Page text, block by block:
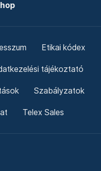
Etikai kódex
tájékoztató
Szabályzatok
Telex Sales